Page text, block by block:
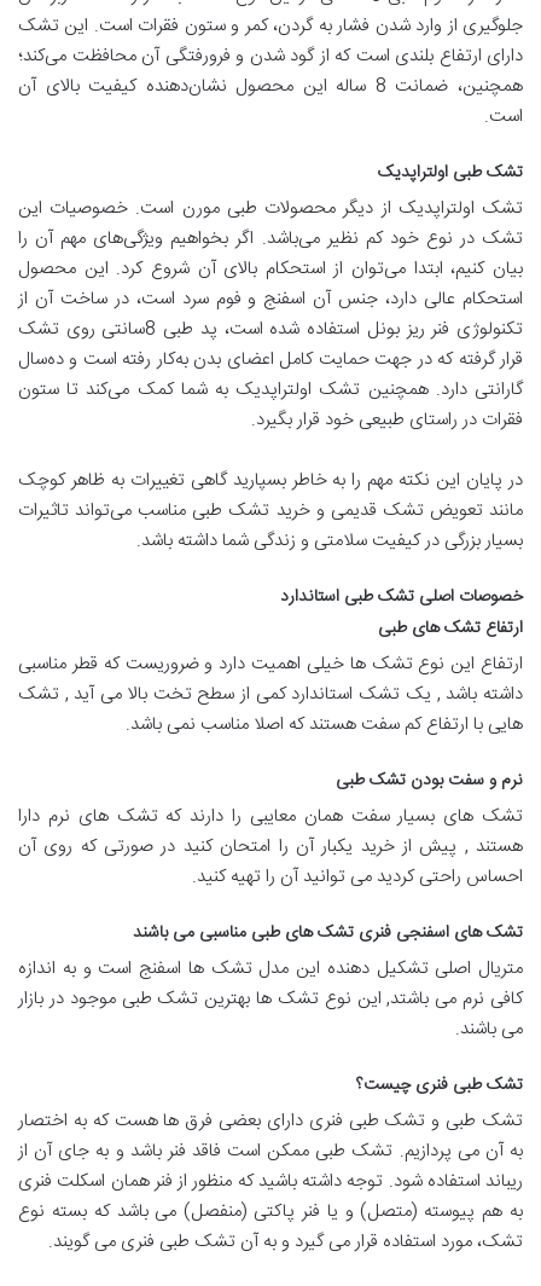
جلوگیری از وارد شدن فشار به گردن، کمر و ستون فقرات است. این تشک
دارای ارتفاع بلندی است که از گود شدن و فرورفتگی آن محافظت می‌کند؛
همچنین، ضمانت 8 ساله این محصول نشان‌دهنده کیفیت بالای آن
است.
تشک طبی اولتراپدیک
تشک اولتراپدیک از دیگر محصولات طبی مورن است. خصوصیات این
تشک در نوع خود کم نظیر می‌باشد. اگر بخواهیم ویژگی‌های مهم آن را
بیان کنیم، ابتدا می‌توان از استحکام بالای آن شروع کرد. این محصول
استحکام عالی دارد، جنس آن اسفنج و فوم سرد است، در ساخت آن از
تکنولوژی فنر ریز بونل استفاده‌ شده است، پد طبی 8‌سانتی روی تشک
قرار گرفته که در جهت حمایت کامل اعضای بدن به‌کار رفته است و ده‌سال
گارانتی دارد. همچنین تشک اولتراپدیک به شما کمک می‌کند تا ستون
فقرات‌ در راستای طبیعی خود قرار بگیرد.
در پایان این نکته مهم را به خاطر بسپارید گاهی تغییرات به ظاهر کوچک
مانند تعویض تشک قدیمی و خرید تشک طبی مناسب می‌تواند تاثیرات
بسیار بزرگی در کیفیت سلامتی و زندگی شما داشته باشد.
خصوصات اصلی تشک طبی استاندارد
ارتفاع تشک های طبی
ارتفاع این نوع تشک ها خیلی اهمیت دارد و ضروریست که قطر مناسبی
داشته باشد , یک تشک استاندارد کمی از سطح تخت بالا می آید , تشک
هایی با ارتفاع کم سفت هستند که اصلا مناسب نمی باشد.
نرم و سفت بودن تشک طبی
تشک های بسیار سفت همان معایبی را دارند که تشک های نرم دارا
هستند , پیش از خرید یکبار آن را امتحان کنید در صورتی که روی آن
احساس راحتی کردید می توانید آن را تهیه کنید.
تشک های اسفنجی فنری تشک های طبی مناسبی می باشند
متریال اصلی تشکیل دهنده این مدل تشک ها اسفنج است و به اندازه
کافی نرم می باشتد, این نوع تشک ها بهترین تشک طبی موجود در بازار
می باشند.
تشک طبی فنری چیست؟
تشک طبی و تشک طبی فنری دارای بعضی فرق ها هست که به اختصار
به آن می پردازیم. تشک طبی ممکن است فاقد فنر باشد و به جای آن از
ریباند استفاده شود. توجه داشته باشید که منظور از فنر همان اسکلت فنری
به هم پیوسته (متصل) و یا فنر پاکتی (منفصل) می باشد که بسته نوع
تشک، مورد استفاده قرار می گیرد و به آن تشک طبی فنری می گویند.